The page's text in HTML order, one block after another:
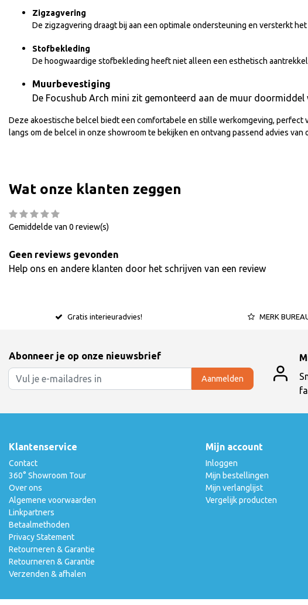
Zigzagvering
De zigzagvering draagt bij aan een optimale ondersteuning en versterkt
Stofbekleding
De hoogwaardige stofbekleding heeft niet alleen een esthetisch
Muurbevestiging
De Focushub Arch mini zit gemonteerd aan de muur
Deze akoestische belcel biedt een comfortabele en stille werkomgeving,
langs om de belcel in onze showroom te bekijken en ontvang passend advies van
Wat onze klanten zeggen
Gemiddelde van 0 review(s)
Geen reviews gevonden
Help ons en andere klanten door het schrijven van een review
Gratis interieuradvies! MERK
Abonneer je op onze nieuwsbrief
Aanmelden
Klantenservice
Contact
360° Showroom Tour
Over ons
Algemene voorwaarden
Linkpartners
Betaalmethoden
Privacy Statement
Retourneren & Garantie
Retourneren & Garantie
Verzenden & afhalen
Mijn account
Inloggen
Mijn bestellingen
Mijn verlanglijst
Vergelijk producten